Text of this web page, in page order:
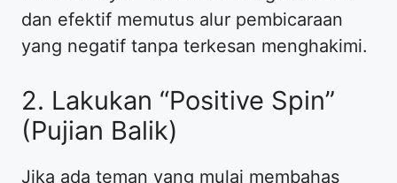
dan efektif memutus alur pembicaraan
yang negatif tanpa terkesan menghakimi.
​2. Lakukan “Positive Spin”
(Pujian Balik)
​Jika ada teman yang mulai membahas